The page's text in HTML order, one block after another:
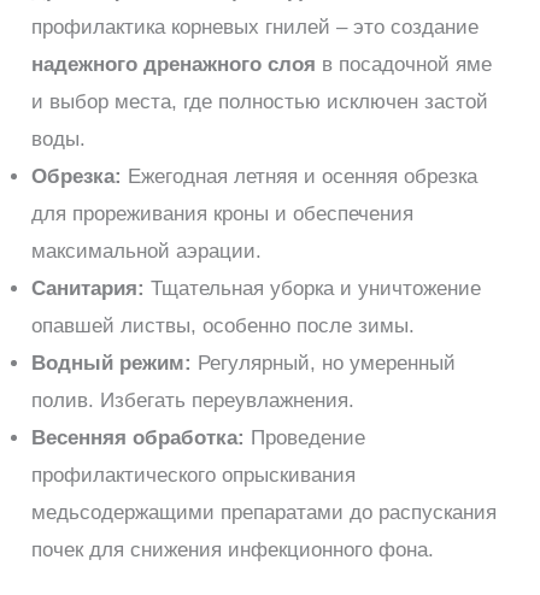
профилактика корневых гнилей – это создание
надежного дренажного слоя в посадочной яме
и выбор места, где полностью исключен застой
воды.
Обрезка: Ежегодная летняя и осенняя обрезка
для прореживания кроны и обеспечения
максимальной аэрации.
Санитария: Тщательная уборка и уничтожение
опавшей листвы, особенно после зимы.
Водный режим: Регулярный, но умеренный
полив. Избегать переувлажнения.
Весенняя обработка: Проведение
профилактического опрыскивания
медьсодержащими препаратами до распускания
почек для снижения инфекционного фона.